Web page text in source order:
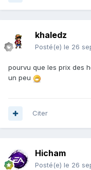
khaledz
Posté(e) le 26
pourvu que les prix des
un peu
Citer
Hicham
Posté(e) le 26